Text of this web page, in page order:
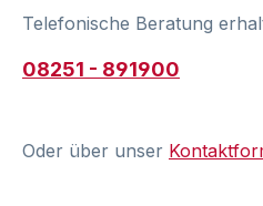
Telefonische Beratung
08251 - 891900
Oder über unser